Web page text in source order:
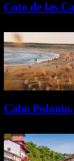
Coto de las
Cabo